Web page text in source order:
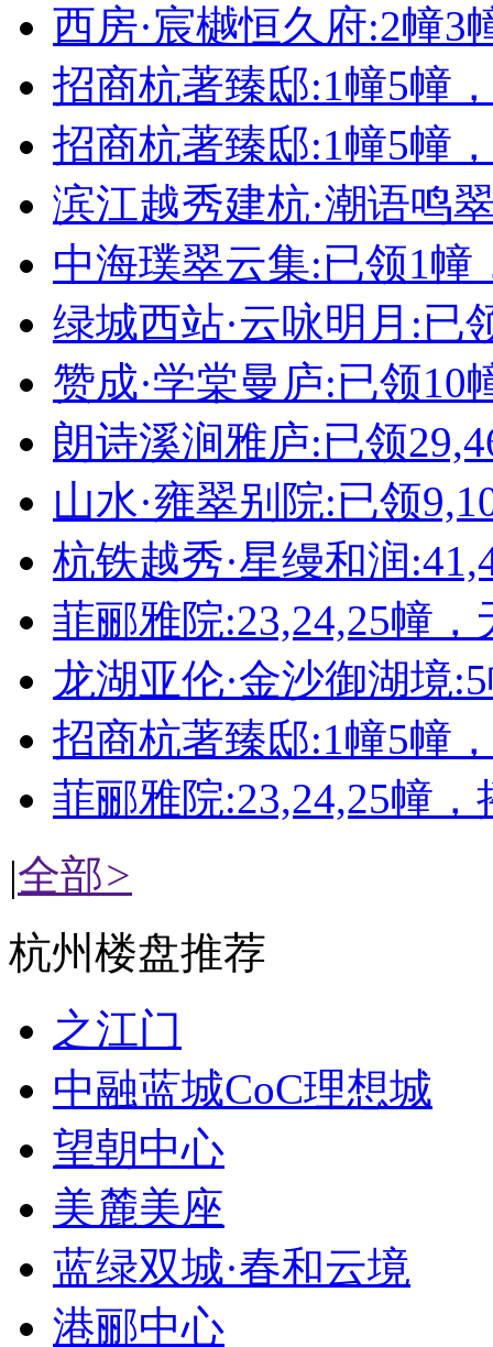
西房·宸樾恒久府:2幢3
招商杭著臻邸:1幢5幢
招商杭著臻邸:1幢5幢
滨江越秀建杭·潮语鸣
中海璞翠云集:已领1幢
绿城西站·云咏明月:已
赞成·学棠曼庐:已领10
朗诗溪涧雅庐:已领
山水·雍翠别院:已领
杭铁越秀·星缦和润
菲郦雅院:23,24,25幢，
龙湖亚伦·金沙御湖境
招商杭著臻邸:1幢5幢
菲郦雅院:23,24,25幢，
|全部>
杭州楼盘推荐
之江门
中融蓝城CoC理想城
望朝中心
美麓美座
蓝绿双城·春和云境
港郦中心